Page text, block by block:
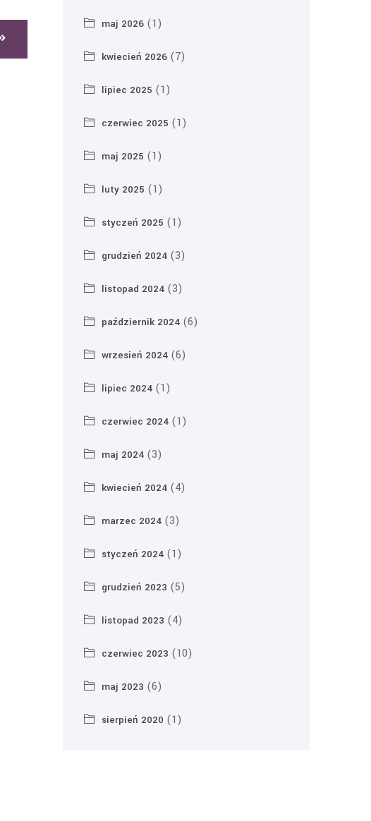
maj 2026 (1)
kwiecień 2026 (7)
lipiec 2025 (1)
czerwiec 2025 (1)
maj 2025 (1)
luty 2025 (1)
styczeń 2025 (1)
grudzień 2024 (3)
listopad 2024 (3)
październik 2024 (6)
wrzesień 2024 (6)
lipiec 2024 (1)
czerwiec 2024 (1)
maj 2024 (3)
kwiecień 2024 (4)
marzec 2024 (3)
styczeń 2024 (1)
grudzień 2023 (5)
listopad 2023 (4)
czerwiec 2023 (10)
maj 2023 (6)
sierpień 2020 (1)